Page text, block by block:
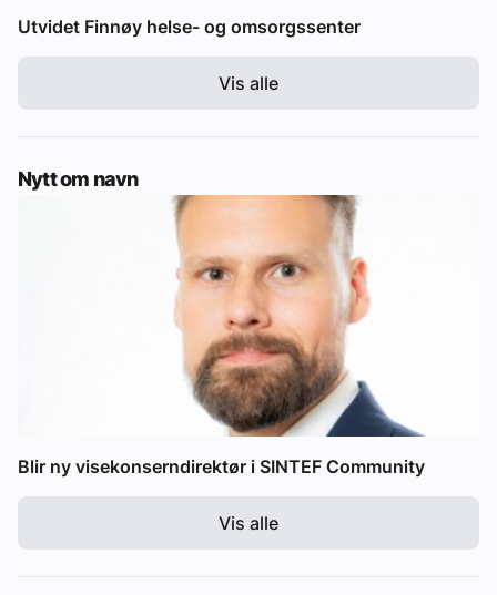
Utvidet Finnøy helse- og omsorgssenter
Vis alle
Nytt om navn
Blir ny visekonserndirektør i SINTEF Community
Vis alle